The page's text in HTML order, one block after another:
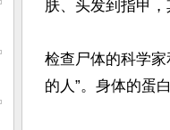
肤、头发到指甲
检查尸体的科学
的人”。身体的蛋